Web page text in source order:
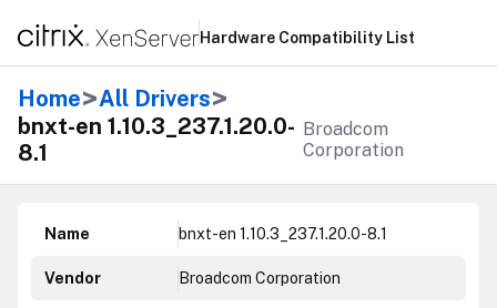
Hardware Compatibility List
Home>All Drivers>
bnxt-en 1.10.3_237.1.20.0-
8.1
Broadcom
Corporation
Name bnxt-en 1.10.3_237.1.20.0-8.1
Vendor Broadcom Corporation